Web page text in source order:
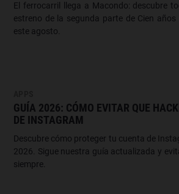
El ferrocarril llega a Macondo: descubre
estreno de la segunda parte de Cien
este agosto.
GUÍA 2026: CÓMO EVITAR QUE
DE INSTAGRAM
Descubre cómo proteger tu cuenta de
2026. Sigue nuestra guía actualizada y
siempre.